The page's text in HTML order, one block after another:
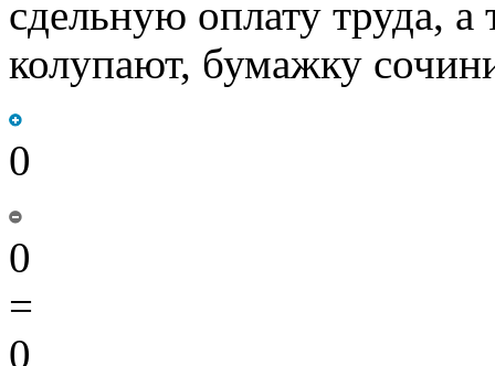
сдельную оплату труда,
колупают, бумажку
0
0
=
0